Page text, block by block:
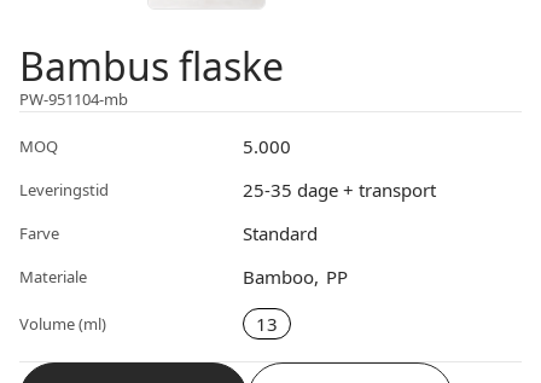
Bambus flaske
PW-951104-mb
MOQ 5.000
Leveringstid 25-35 dage + transport
Farve Standard
Materiale Bamboo PP
Volume (ml) 13